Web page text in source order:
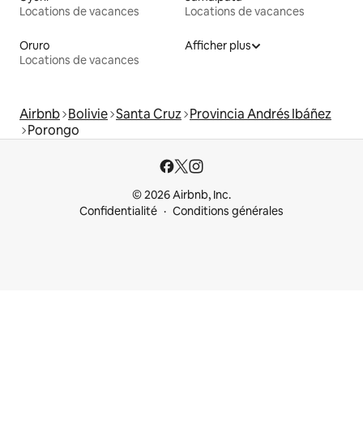
Locations de vacances
Locations de vacances
Oruro
Locations de vacances
Afficher plus
Airbnb Bolivie Santa Cruz Provincia Andrés Ibáñez
Porongo
© 2026 Airbnb, Inc.
Confidentialité
Conditions générales